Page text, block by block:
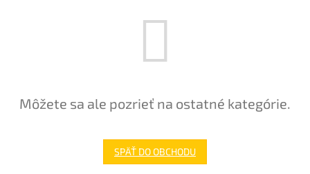
Môžete sa ale pozrieť na ostatné kategórie.
SPÄŤ DO OBCHODU